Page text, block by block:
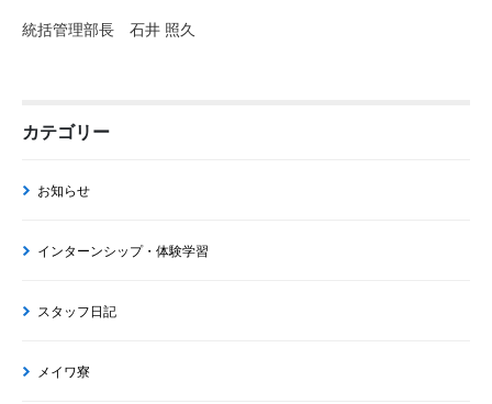
統括管理部長 石井 照久
カテゴリー
お知らせ
インターンシップ・体験学習
スタッフ日記
メイワ寮